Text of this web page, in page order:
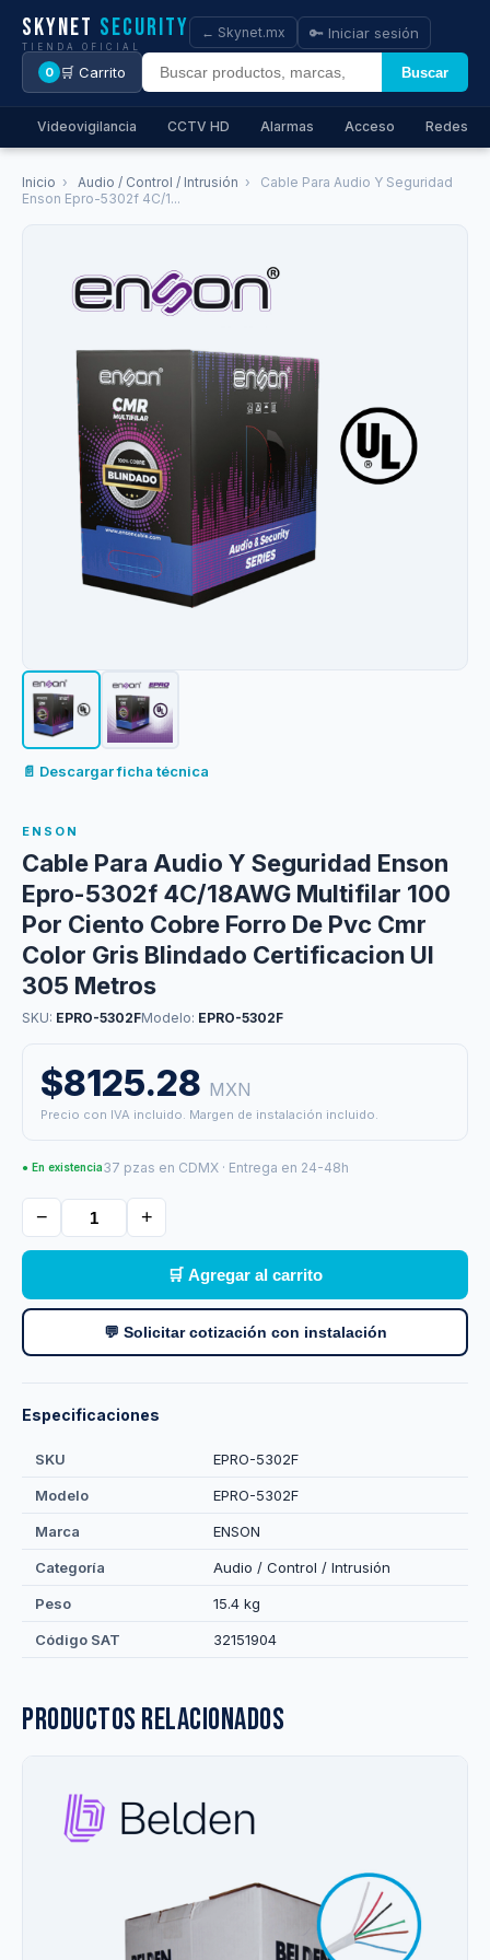
Skynet Security
TIENDA OFICIAL
Buscar
← Skynet.mx 🔑 Iniciar sesión
0 🛒 Carrito
Videovigilancia CCTV HD Alarmas Acceso Redes
Inicio › Audio / Control / Intrusión ›
Cable Para Audio Y Seguridad
Enson Epro-5302f 4C/1...
📄 Descargar ficha técnica
ENSON
Cable Para Audio Y Seguridad Enson
Epro-5302f 4C/18AWG Multifilar 100
Por Ciento Cobre Forro De Pvc Cmr
Color Gris Blindado Certificacion Ul
305 Metros
SKU: EPRO-5302FModelo: EPRO-5302F
$8125.28 MXN
Precio con IVA incluido. Margen de instalación incluido.
● En existencia37 pzas en CDMX · Entrega en 24-48h
− +
🛒 Agregar al carrito
💬 Solicitar cotización con instalación
Especificaciones
SKU EPRO-5302F
Modelo EPRO-5302F
Marca ENSON
Categoría Audio / Control / Intrusión
Peso 15.4 kg
Código SAT 32151904
Productos relacionados